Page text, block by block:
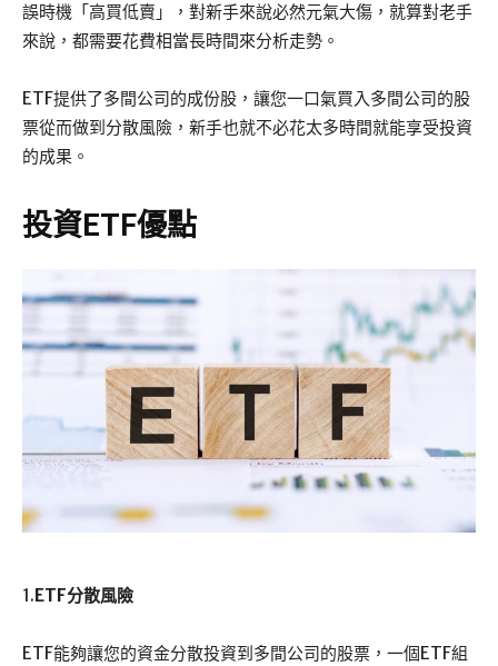
誤時機「高買低賣」，對新手來說必然元氣大傷，就算對老手
來說，都需要花費相當長時間來分析走勢。
ETF提供了多間公司的成份股，讓您一口氣買入多間公司的股
票從而做到分散風險，新手也就不必花太多時間就能享受投資
的成果。
投資ETF優點
1. ETF分散風險
ETF能夠讓您的資金分散投資到多間公司的股票，一個ETF組